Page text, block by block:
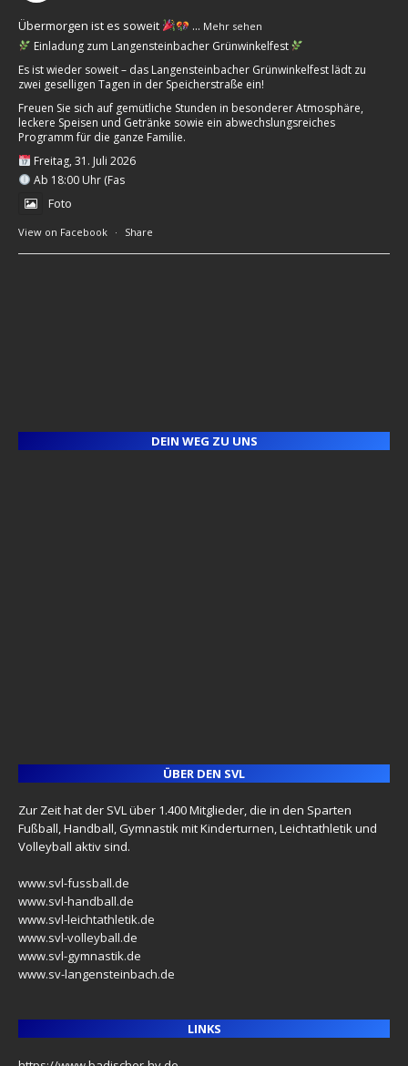
Übermorgen ist es soweit
Einladung zum Langensteinbacher Grünwinkelfest
Es ist wieder soweit – das Langensteinbacher Grünwinkelfest lädt zu
zwei geselligen Tagen in der Speicherstraße ein!
Freuen Sie sich auf gemütliche Stunden in besonderer Atmosphäre,
leckere Speisen und Getränke sowie ein abwechslungsreiches
Programm für die ganze Familie.
Freitag, 31. Juli 2026
Ab 18:00 Uhr (Fas
... Mehr sehen
Foto
View on Facebook · Share
DEIN WEG ZU UNS
ÜBER DEN SVL
Zur Zeit hat der SVL über 1.400 Mitglieder, die in den Sparten
Fußball, Handball, Gymnastik mit Kinderturnen, Leichtathletik und
Volleyball aktiv sind.
www.svl-fussball.de
www.svl-handball.de
www.svl-leichtathletik.de
www.svl-volleyball.de
www.svl-gymnastik.de
www.sv-langensteinbach.de
LINKS